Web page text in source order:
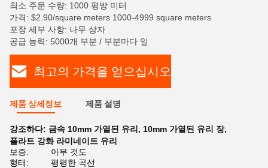
최소 주문 수량: 1000 평방 미터
가격: $2.90/square meters 1000-4999 square meters
포장 세부 사항: 나무 상자
공급 능력: 5000개 부분 / 부분마다 일
최고의 가격을 얻으십시오
제품 상세정보 제품 설명
강조하다: 금속 10mm 가열된 유리 , 10mm 가열된 유리 장,
플라트 강화 라미네이트 유리
보증:
아무 것도
형태:
평평한 곡선